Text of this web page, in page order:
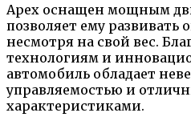
Apex оснащен мощным
позволяет ему развивать
несмотря на свой вес.
технологиям и
автомобиль обладает
управляемостью и
характеристиками.